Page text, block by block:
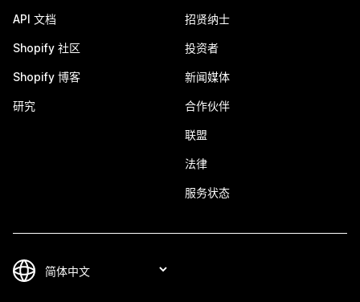
API 文档
Shopify 社区
Shopify 博客
研究
招贤纳士
投资者
新闻媒体
合作伙伴
联盟
法律
服务状态